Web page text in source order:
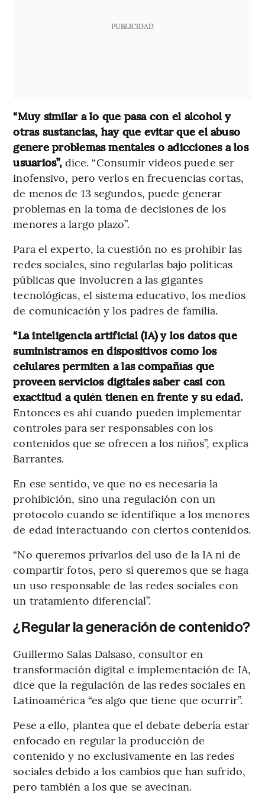
PUBLICIDAD
“Muy similar a lo que pasa con el alcohol y
otras sustancias, hay que evitar que el abuso
genere problemas mentales o adicciones a los
usuarios”,dice. “Consumir videos puede ser
inofensivo, pero verlos en frecuencias cortas,
de menos de 13 segundos, puede generar
problemas en la toma de decisiones de los
menores a largo plazo”.
Para el experto, la cuestión no es prohibir las
redes sociales, sino regularlas bajo políticas
públicas que involucren a las gigantes
tecnológicas, el sistema educativo, los medios
de comunicación y los padres de familia.
“La inteligencia artificial (IA) y los datos que
suministramos en dispositivos como los
celulares permiten a las compañías que
proveen servicios digitales saber casi con
exactitud a quién tienen en frente y su edad.
Entonces es ahí cuando pueden implementar
controles para ser responsables con los
contenidos que se ofrecen a los niños”, explica
Barrantes.
En ese sentido, ve que no es necesaria la
prohibición, sino una regulación con un
protocolo cuando se identifique a los menores
de edad interactuando con ciertos contenidos.
“No queremos privarlos del uso de la IA ni de
compartir fotos, pero sí queremos que se haga
un uso responsable de las redes sociales con
un tratamiento diferencial”.
¿Regular la generación de contenido?
Guillermo Salas Dalsaso, consultor en
transformación digital e implementación de IA,
dice que la regulación de las redes sociales en
Latinoamérica “es algo que tiene que ocurrir”.
Pese a ello, plantea que el debate debería estar
enfocado en regular la producción de
contenido y no exclusivamente en las redes
sociales debido a los cambios que han sufrido,
pero también a los que se avecinan.